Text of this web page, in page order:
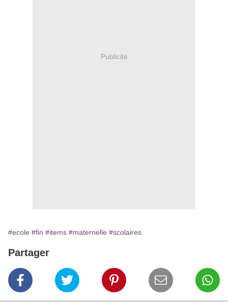
Publicité
#ecole #fin #items #maternelle #scolaires
Partager